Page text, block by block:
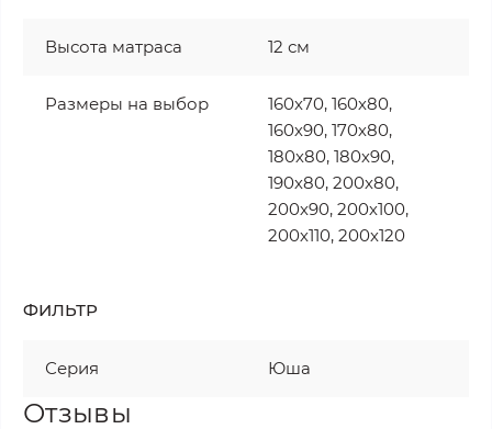
Высота матраса 12 см
Размеры на выбор
160х70, 160х80,
160х90, 170х80,
180х80, 180х90,
190х80, 200х80,
200х90, 200х100,
200х110, 200х120
ФИЛЬТР
Серия Юша
Отзывы